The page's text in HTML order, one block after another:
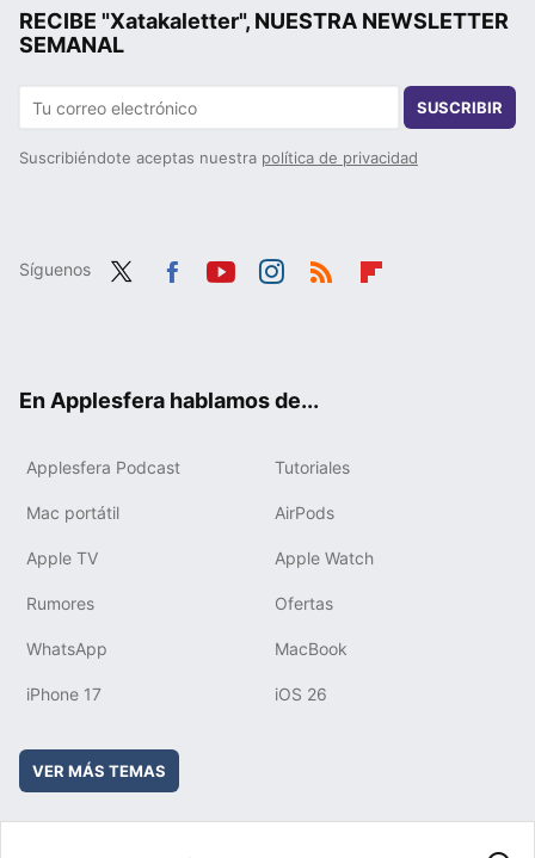
RECIBE "Xatakaletter", NUESTRA NEWSLETTER
SEMANAL
SUSCRIBIR
Suscribiéndote aceptas nuestra política de privacidad
Síguenos
En Applesfera hablamos de...
Applesfera Podcast Tutoriales
Mac portátil AirPods
Apple TV Apple Watch
Rumores Ofertas
WhatsApp MacBook
iPhone 17 iOS 26
VER MÁS TEMAS